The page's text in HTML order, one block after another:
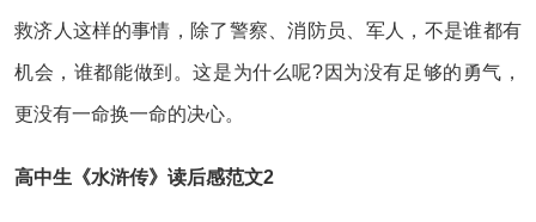
救济人这样的事情，除了警察、消防员、军人，不是谁都有
机会，谁都能做到。这是为什么呢?因为没有足够的勇气，
更没有一命换一命的决心。
高中生《水浒传》读后感范文2